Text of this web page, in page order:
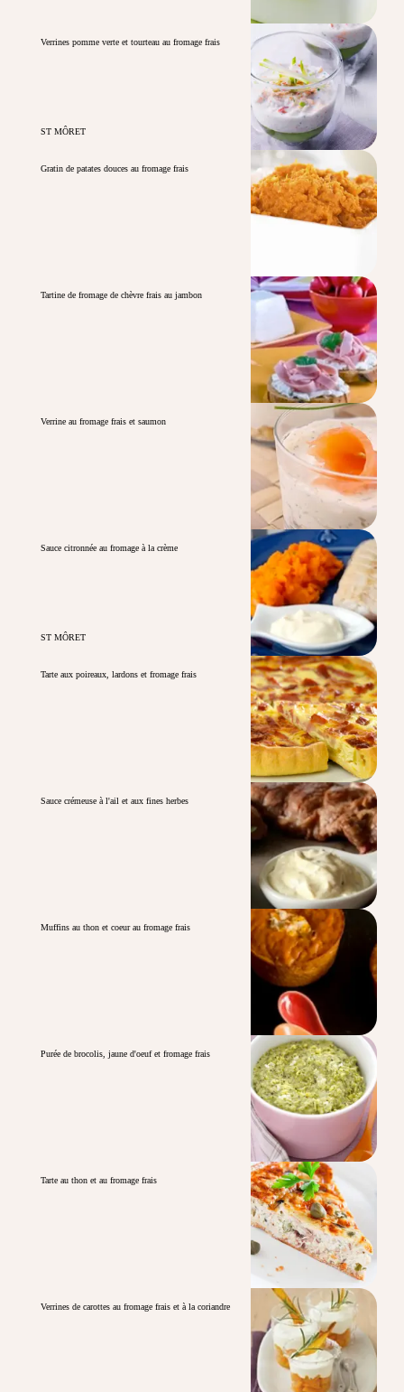
Verrines pomme verte et tourteau au fromage frais
ST MÔRET
Gratin de patates douces au fromage frais
Tartine de fromage de chèvre frais au jambon
Verrine au fromage frais et saumon
Sauce citronnée au fromage à la crème
ST MÔRET
Tarte aux poireaux, lardons et fromage frais
Sauce crémeuse à l'ail et aux fines herbes
Muffins au thon et coeur au fromage frais
Purée de brocolis, jaune d'oeuf et fromage frais
Tarte au thon et au fromage frais
Verrines de carottes au fromage frais et à la coriandre